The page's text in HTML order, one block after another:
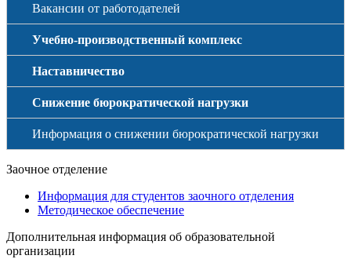
Вакансии от работодателей
Учебно-производственный комплекс
Наставничество
Снижение бюрократической нагрузки
Информация о снижении бюрократической нагрузки
Заочное отделение
Информация для студентов заочного отделения
Методическое обеспечение
Дополнительная информация об образовательной
организации